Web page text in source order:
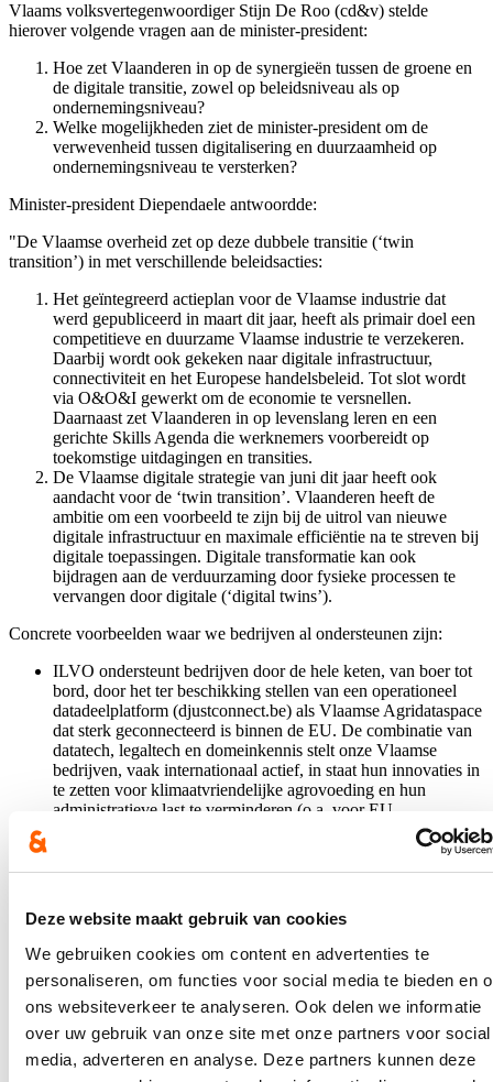
Deze website maakt gebruik van cookies
We gebruiken cookies om content en advertenties te
personaliseren, om functies voor social media te bieden en
ons websiteverkeer te analyseren. Ook delen we informatie
over uw gebruik van onze site met onze partners voor social
media, adverteren en analyse. Deze partners kunnen deze
Vlaams volksvertegenwoordiger Stijn De Roo (cd&v) stelde
hierover volgende vragen aan de minister-president:
Hoe zet Vlaanderen in op de synergieën tussen de groene en
de digitale transitie, zowel op beleidsniveau als op
ondernemingsniveau?
Welke mogelijkheden ziet de minister-president om de
verwevenheid tussen digitalisering en duurzaamheid op
ondernemingsniveau te versterken?
Minister-president Diependaele antwoordde:
"De Vlaamse overheid zet op deze dubbele transitie (‘twin
transition’) in met verschillende beleidsacties:
Het geïntegreerd actieplan voor de Vlaamse industrie dat
werd gepubliceerd in maart dit jaar, heeft als primair doel een
competitieve en duurzame Vlaamse industrie te verzekeren.
Daarbij wordt ook gekeken naar digitale infrastructuur,
connectiviteit en het Europese handelsbeleid. Tot slot wordt
via O&O&I gewerkt om de economie te versnellen.
Daarnaast zet Vlaanderen in op levenslang leren en een
gerichte Skills Agenda die werknemers voorbereidt op
toekomstige uitdagingen en transities.
De Vlaamse digitale strategie van juni dit jaar heeft ook
aandacht voor de ‘twin transition’. Vlaanderen heeft de
ambitie om een voorbeeld te zijn bij de uitrol van nieuwe
digitale infrastructuur en maximale efficiëntie na te streven bij
digitale toepassingen. Digitale transformatie kan ook
bijdragen aan de verduurzaming door fysieke processen te
vervangen door digitale (‘digital twins’).
Concrete voorbeelden waar we bedrijven al ondersteunen zijn:
ILVO ondersteunt bedrijven door de hele keten, van boer tot
bord, door het ter beschikking stellen van een operationeel
datadeelplatform (djustconnect.be) als Vlaamse Agridataspace
dat sterk geconnecteerd is binnen de EU. De combinatie van
datatech, legaltech en domeinkennis stelt onze Vlaamse
bedrijven, vaak internationaal actief, in staat hun innovaties in
te zetten voor klimaatvriendelijke agrovoeding en hun
administratieve last te verminderen (o.a. voor EU-
Het praktijkvoorbeeld ‘digital for circular construction’, dat
kadert in de circulaire living lab-oproep van VLAIO met
onderzocht hoe de knelpunten van data-uitwisseling
weggewerkt kunnen worden door digitalisatie. Door hierop in
te zetten kunnen verschillende aspecten van circulair bouwen
meer gestructureerd verlopen.
(https://www.digital4circularconstruction.be/nl)
In het ‘contract ondernemerschap’ van het VLAIO-netwerk is
perceel 4 gericht op de dubbele transitie. Deze
overheidsopdracht loopt vier jaar sinds juli 2024. De
dienstverlening moet een brede groep Vlaamse